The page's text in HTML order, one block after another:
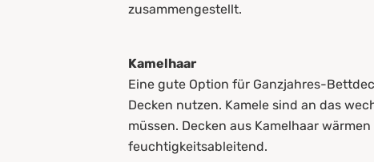
zusammengestellt.
Kamelhaar
Eine gute Option für Ganzjahres-
Decken nutzen. Kamele sind an das
müssen. Decken aus Kamelhaar
feuchtigkeitsableitend.